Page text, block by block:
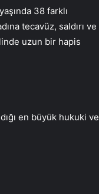
38 farklı
tecavüz, saldırı ve
uzun bir hapis
en büyük hukuki ve